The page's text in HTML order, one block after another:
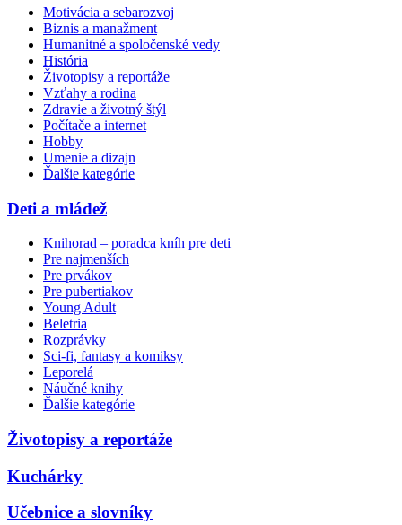
Motivácia a sebarozvoj
Biznis a manažment
Humanitné a spoločenské vedy
História
Životopisy a reportáže
Vzťahy a rodina
Zdravie a životný štýl
Počítače a internet
Hobby
Umenie a dizajn
Ďalšie kategórie
Deti a mládež
Knihorad – poradca kníh pre deti
Pre najmenších
Pre prvákov
Pre pubertiakov
Young Adult
Beletria
Rozprávky
Sci-fi, fantasy a komiksy
Leporelá
Náučné knihy
Ďalšie kategórie
Životopisy a reportáže
Kuchárky
Učebnice a slovníky